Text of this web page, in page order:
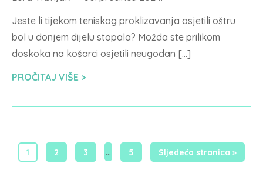
Jeste li tijekom teniskog proklizavanja osjetili oštru
bol u donjem dijelu stopala? Možda ste prilikom
doskoka na košarci osjetili neugodan […]
PROČITAJ VIŠE
1 2 3 … 5 Sljedeća stranica »